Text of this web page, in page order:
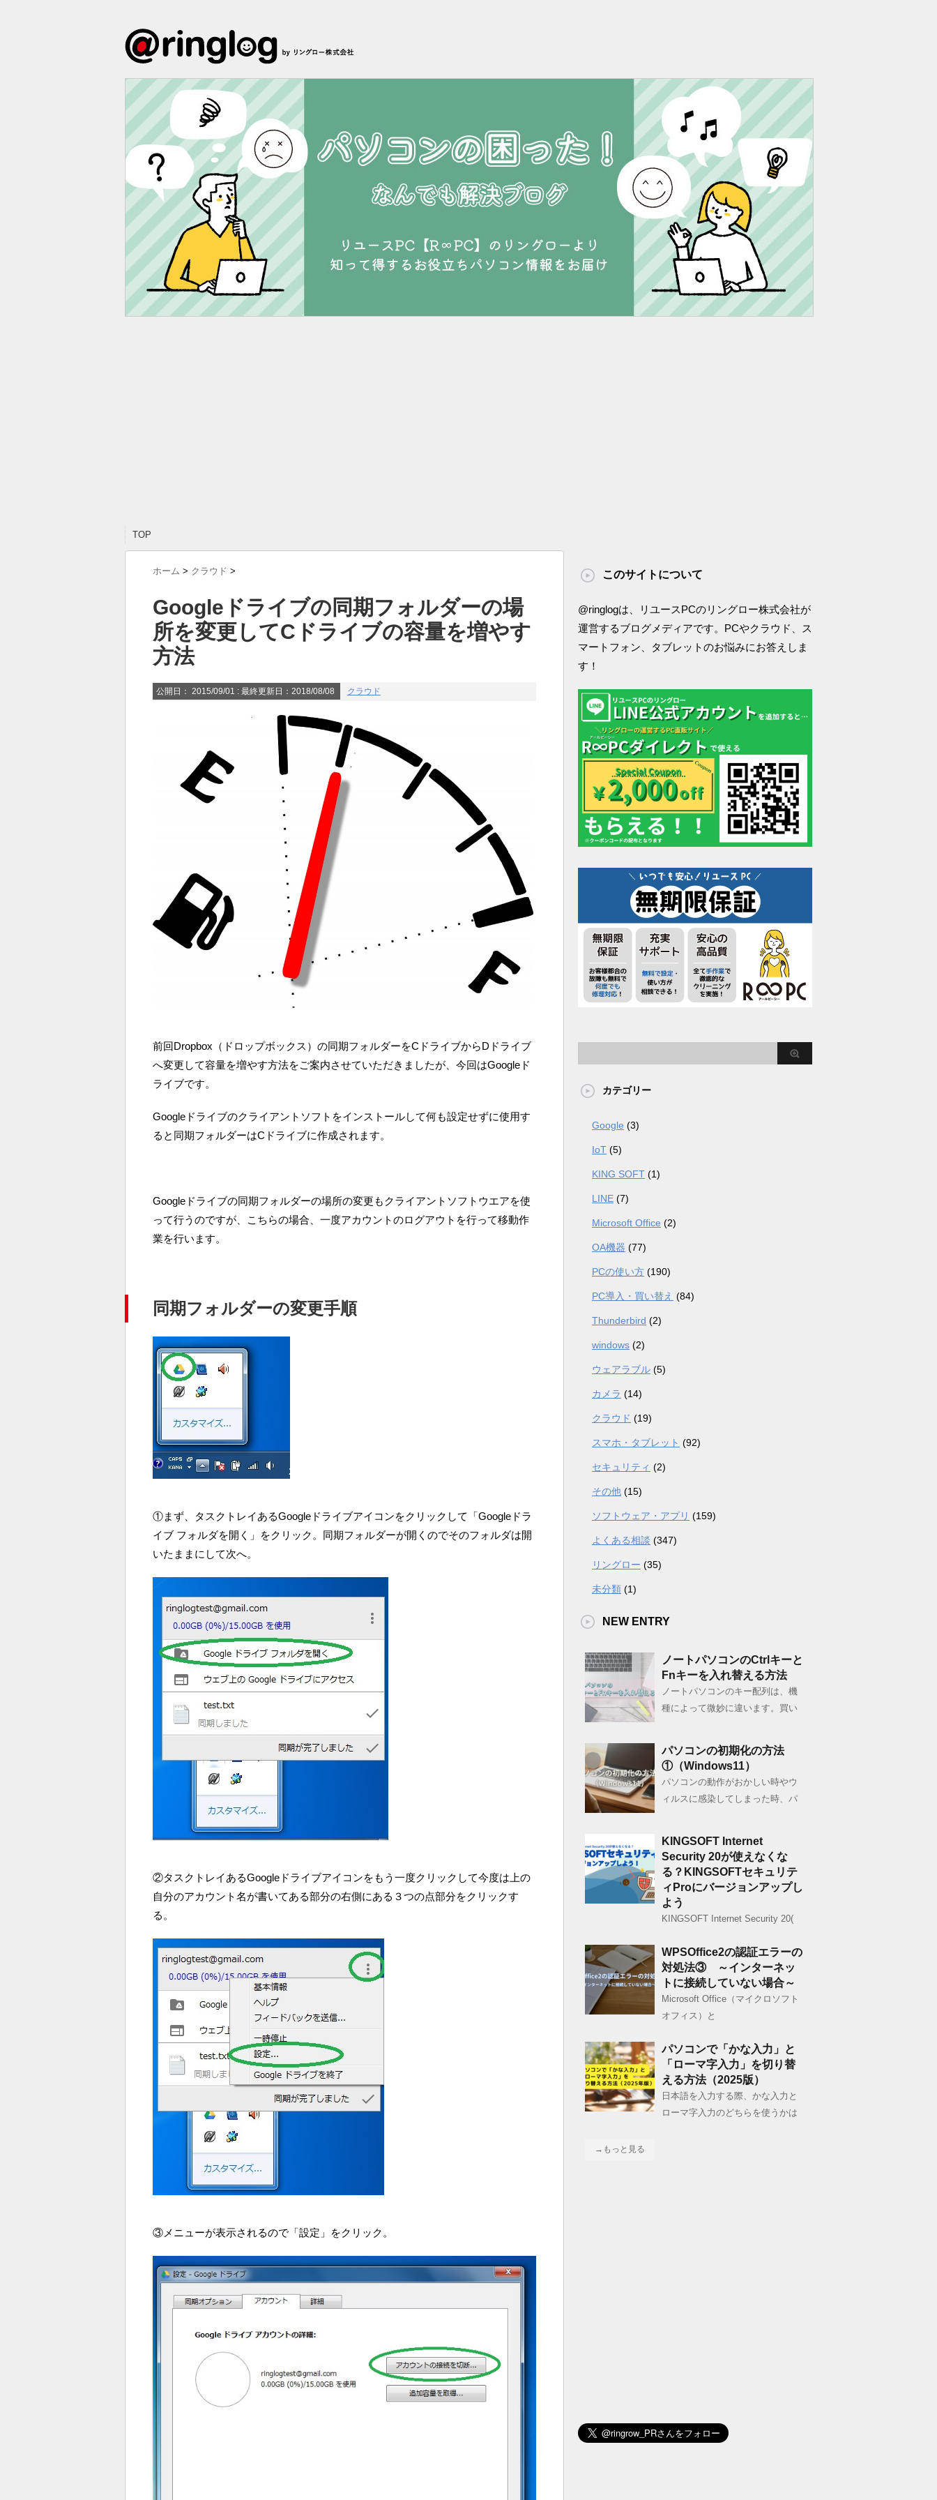
TOP
ホーム > クラウド >
Googleドライブの同期フォルダーの場
所を変更してCドライブの容量を増やす
方法
公開日： 2015/09/01 : 最終更新日：2018/08/08 クラウド
前回Dropbox（ドロップボックス）の同期フォルダーをCドライブからDドライブ
へ変更して容量を増やす方法をご案内させていただきましたが、今回はGoogleド
ライブです。
Googleドライブのクライアントソフトをインストールして何も設定せずに使用す
ると同期フォルダーはCドライブに作成されます。
Googleドライブの同期フォルダーの場所の変更もクライアントソフトウエアを使
って行うのですが、こちらの場合、一度アカウントのログアウトを行って移動作
業を行います。
同期フォルダーの変更手順
①まず、タスクトレイあるGoogleドライブアイコンをクリックして「Googleドラ
イブ フォルダを開く」をクリック。同期フォルダーが開くのでそのフォルダは開
いたままにして次へ。
②タスクトレイあるGoogleドライブアイコンをもう一度クリックして今度は上の
自分のアカウント名が書いてある部分の右側にある３つの点部分をクリックす
る。
③メニューが表示されるので「設定」をクリック。
このサイトについて
@ringlogは、リユースPCのリングロー株式会社が
運営するブログメディアです。PCやクラウド、ス
マートフォン、タブレットのお悩みにお答えしま
す！
カテゴリー
Google (3)
IoT (5)
KING SOFT (1)
LINE (7)
Microsoft Office (2)
OA機器 (77)
PCの使い方 (190)
PC導入・買い替え (84)
Thunderbird (2)
windows (2)
ウェアラブル (5)
カメラ (14)
クラウド (19)
スマホ・タブレット (92)
セキュリティ (2)
その他 (15)
ソフトウェア・アプリ (159)
よくある相談 (347)
リングロー (35)
未分類 (1)
NEW ENTRY
ノートパソコンのCtrlキーと
Fnキーを入れ替える方法
ノートパソコンのキー配列は、機
種によって微妙に違います。買い
パソコンの初期化の方法
①（Windows11）
パソコンの動作がおかしい時やウ
ィルスに感染してしまった時、パ
KINGSOFT Internet
Security 20が使えなくな
る？KINGSOFTセキュリテ
ィProにバージョンアップし
よう
KINGSOFT Internet Security 20(
WPSOffice2の認証エラーの
対処法③ ～インターネッ
トに接続していない場合～
Microsoft Office（マイクロソフト
オフィス）と
パソコンで「かな入力」と
「ローマ字入力」を切り替
える方法（2025版）
日本語を入力する際、かな入力と
ローマ字入力のどちらを使うかは
→もっと見る